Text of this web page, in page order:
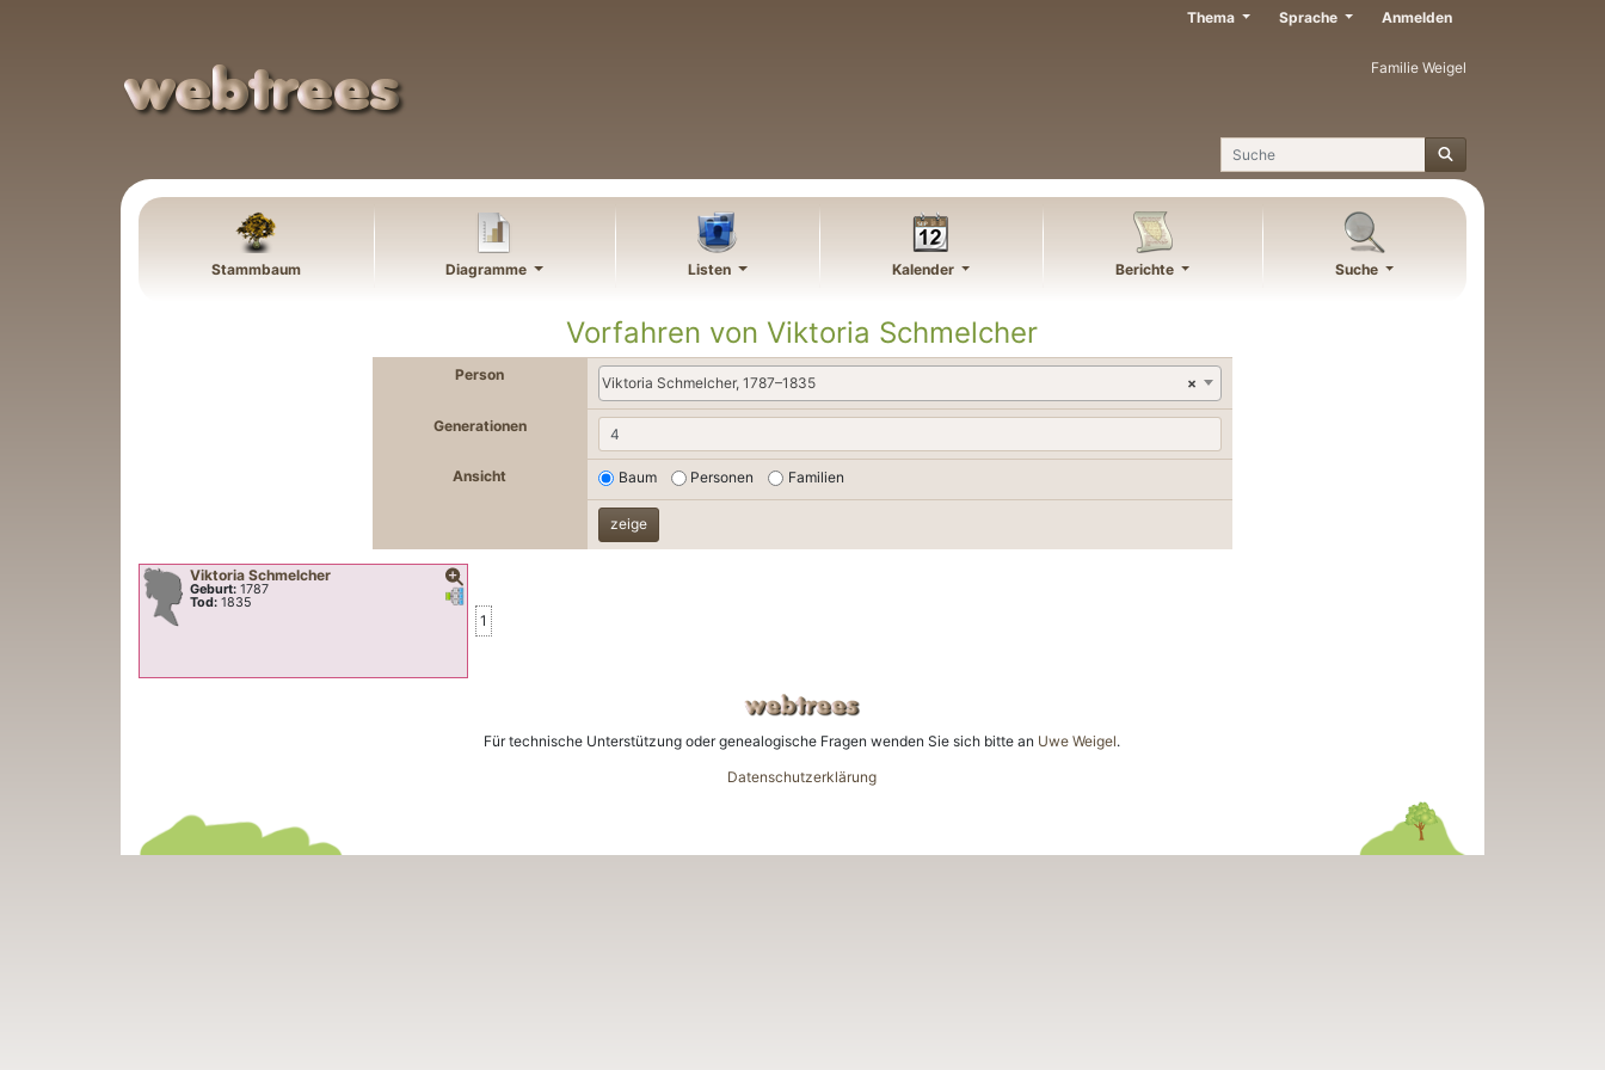
Familie Weigel
Suche
Thema Sprache Anmelden
Stammbaum Diagramme Listen Kalender Berichte Suche
Vorfahren vonViktoria Schmelcher
Person ×
Viktoria Schmelcher, 1787–1835
Generationen
Ansicht Baum Personen Familien
Verknüpfungen
Verknüpfungen
Viktoria Schmelcher
Geburt: 1787
Tod: 1835
1
Für technische Unterstützung oder genealogische Fragen wenden Sie sich bitte an Uwe Weigel.
Datenschutzerklärung